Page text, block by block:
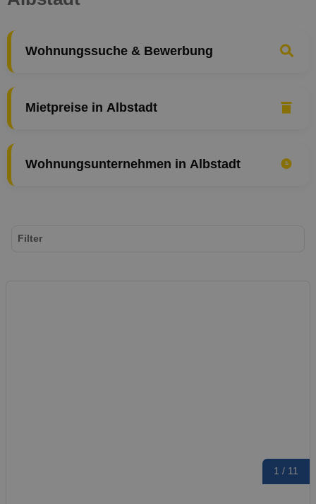
Wohnungssuche & Bewerbung
Mietpreise in Albstadt
Wohnungsunternehmen in Albstadt
1 / 11
Filter